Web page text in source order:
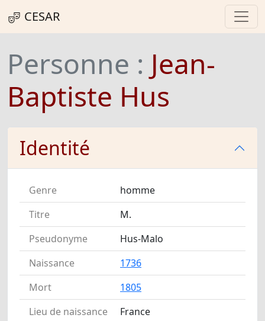
CESAR
Personne : Jean-
Baptiste Hus
Identité
Genre
homme
Titre
M.
Pseudonyme
Hus-Malo
Naissance
1736
Mort
1805
Lieu de naissance
France